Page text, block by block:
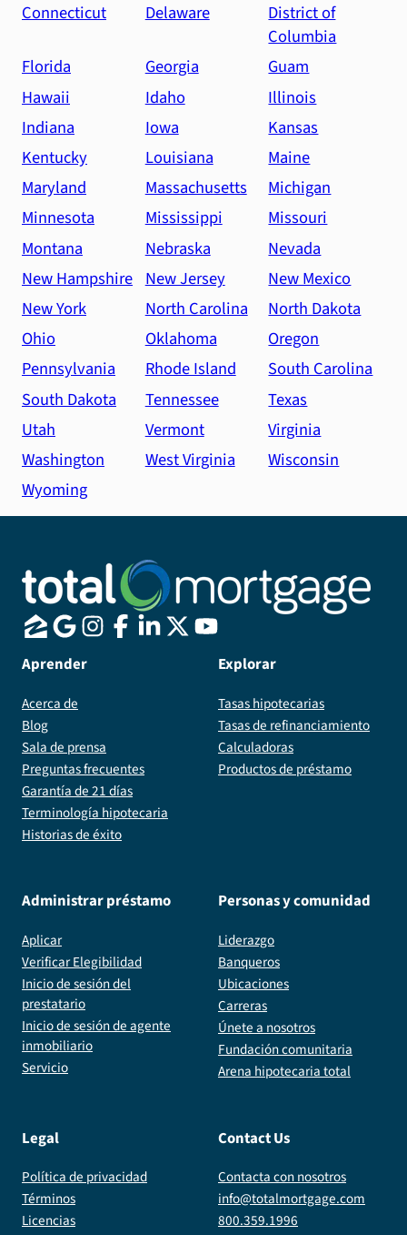
Connecticut
Delaware
District of
Columbia
Florida
Georgia
Guam
Hawaii
Idaho
Illinois
Indiana
Iowa
Kansas
Kentucky
Louisiana
Maine
Maryland
Massachusetts
Michigan
Minnesota
Mississippi
Missouri
Montana
Nebraska
Nevada
New Hampshire New Jersey
New Mexico
New York
North Carolina
North Dakota
Ohio
Oklahoma
Oregon
Pennsylvania
Rhode Island
South Carolina
South Dakota
Tennessee
Texas
Utah
Vermont
Virginia
Washington
West Virginia
Wisconsin
Wyoming
Aprender
Acerca de
Blog
Sala de prensa
Preguntas frecuentes
Garantía de 21 días
Terminología hipotecaria
Historias de éxito
Explorar
Tasas hipotecarias
Tasas de refinanciamiento
Calculadoras
Productos de préstamo
Administrar préstamo
Aplicar
Verificar Elegibilidad
Inicio de sesión del
prestatario
Inicio de sesión de agente
inmobiliario
Servicio
Personas y comunidad
Liderazgo
Banqueros
Ubicaciones
Carreras
Únete a nosotros
Fundación comunitaria
Arena hipotecaria total
Legal
Política de privacidad
Términos
Licencias
Contact Us
Contacta con nosotros
info@totalmortgage.com
800.359.1996